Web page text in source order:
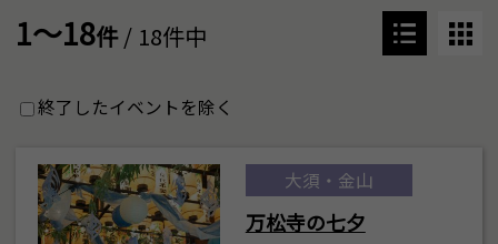
1～18件/ 18件中
終了したイベントを除く
大須・金山
万松寺の七夕